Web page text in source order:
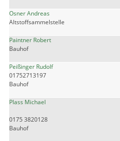
Osner Andreas
Altstoffsammelstelle
Paintner Robert
Bauhof
Peißinger Rudolf
01752713197
Bauhof
Plass Michael
0175 3820128
Bauhof